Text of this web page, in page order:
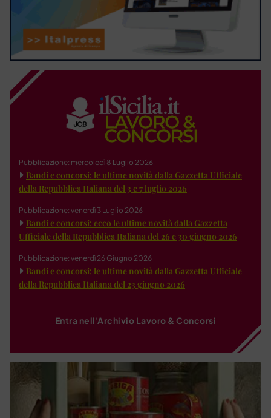
Pubblicazione: mercoledì 8 Luglio 2026
Bandi e concorsi: le ultime novità dalla Gazzetta Ufficiale
della Repubblica Italiana del 3 e 7 luglio 2026
Pubblicazione: venerdì 3 Luglio 2026
Bandi e concorsi: ecco le ultime novità dalla Gazzetta
Ufficiale della Repubblica Italiana del 26 e 30 giugno 2026
Pubblicazione: venerdì 26 Giugno 2026
Bandi e concorsi: le ultime novità dalla Gazzetta Ufficiale
della Repubblica Italiana del 23 giugno 2026
Entra nell'Archivio Lavoro & Concorsi